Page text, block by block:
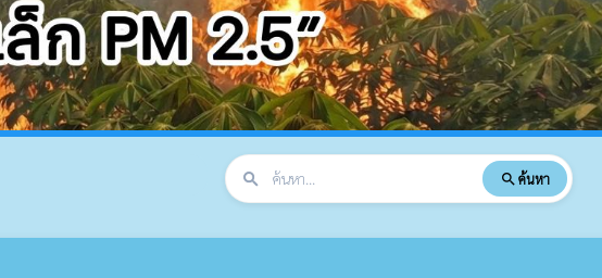
search search ค้นหา